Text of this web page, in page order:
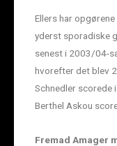
Ellers har
yderst sporadiske
senest i 2003/04-
hvorefter det blev
Schnedler scorede
Berthel Askou
Fremad Amager